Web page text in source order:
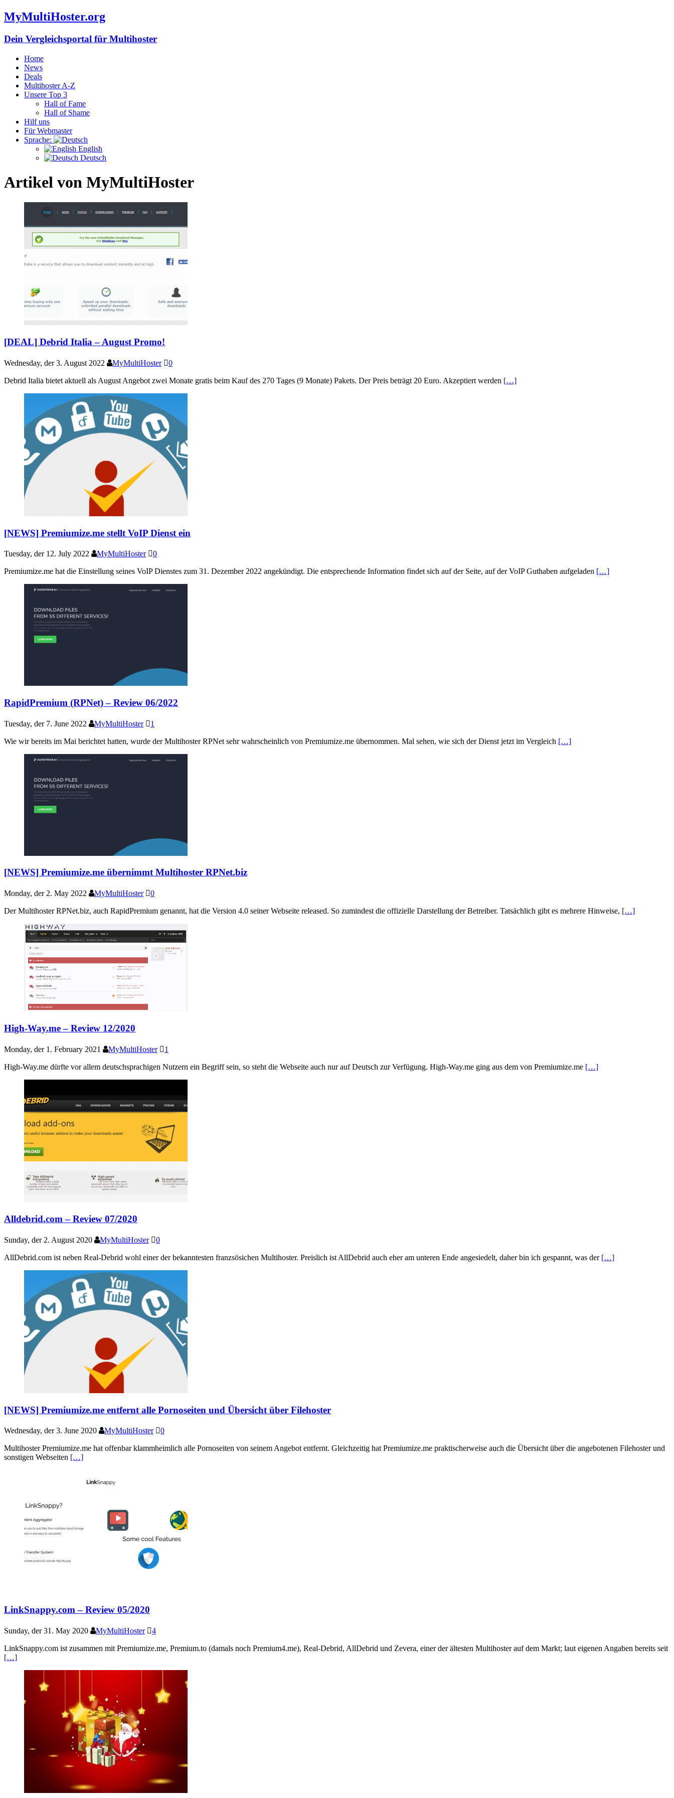
MyMultiHoster.org
Dein Vergleichsportal für Multihoster
Home
News
Deals
Multihoster A-Z
Unsere Top 3
Hall of Fame
Hall of Shame
Hilf uns
Für Webmaster
Sprache:
English
Deutsch
Artikel von MyMultiHoster
[DEAL] Debrid Italia – August Promo!
Wednesday, der 3. August 2022 MyMultiHoster 0
Debrid Italia bietet aktuell als August Angebot zwei Monate gratis beim Kauf des 270 Tages (9 Monate) Pakets. Der Preis beträgt 20 Euro. Akzeptiert werden […]
[NEWS] Premiumize.me stellt VoIP Dienst ein
Tuesday, der 12. July 2022 MyMultiHoster 0
Premiumize.me hat die Einstellung seines VoIP Dienstes zum 31. Dezember 2022 angekündigt. Die entsprechende Information findet sich auf der Seite, auf der VoIP Guthaben aufgeladen […]
RapidPremium (RPNet) – Review 06/2022
Tuesday, der 7. June 2022 MyMultiHoster 1
Wie wir bereits im Mai berichtet hatten, wurde der Multihoster RPNet sehr wahrscheinlich von Premiumize.me übernommen. Mal sehen, wie sich der Dienst jetzt im Vergleich […]
[NEWS] Premiumize.me übernimmt Multihoster RPNet.biz
Monday, der 2. May 2022 MyMultiHoster 0
Der Multihoster RPNet.biz, auch RapidPremium genannt, hat die Version 4.0 seiner Webseite released. So zumindest die offizielle Darstellung der Betreiber. Tatsächlich gibt es mehrere Hinweise, […]
High-Way.me – Review 12/2020
Monday, der 1. February 2021 MyMultiHoster 1
High-Way.me dürfte vor allem deutschsprachigen Nutzern ein Begriff sein, so steht die Webseite auch nur auf Deutsch zur Verfügung. High-Way.me ging aus dem von Premiumize.me […]
Alldebrid.com – Review 07/2020
Sunday, der 2. August 2020 MyMultiHoster 0
AllDebrid.com ist neben Real-Debrid wohl einer der bekanntesten franzsösichen Multihoster. Preislich ist AllDebrid auch eher am unteren Ende angesiedelt, daher bin ich gespannt, was der […]
[NEWS] Premiumize.me entfernt alle Pornoseiten und Übersicht über Filehoster
Wednesday, der 3. June 2020 MyMultiHoster 0
Multihoster Premiumize.me hat offenbar klammheimlich alle Pornoseiten von seinem Angebot entfernt. Gleichzeitig hat Premiumize.me praktischerweise auch die Übersicht über die angebotenen Filehoster und
sonstigen Webseiten […]
LinkSnappy.com – Review 05/2020
Sunday, der 31. May 2020 MyMultiHoster 4
LinkSnappy.com ist zusammen mit Premiumize.me, Premium.to (damals noch Premium4.me), Real-Debrid, AllDebrid und Zevera, einer der ältesten Multihoster auf dem Markt; laut eigenen Angaben bereits seit
[…]